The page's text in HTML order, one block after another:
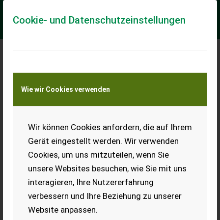
Cookie- und Datenschutzeinstellungen
Wie wir Cookies verwenden
Wir können Cookies anfordern, die auf Ihrem
Gerät eingestellt werden. Wir verwenden
Cookies, um uns mitzuteilen, wenn Sie
unsere Websites besuchen, wie Sie mit uns
interagieren, Ihre Nutzererfahrung
verbessern und Ihre Beziehung zu unserer
Website anpassen.
Meine Transportkostenanfrage
Transport von Land- und Baumaschinen –
KEINE Tiertransporte
Sonstige 2500 m² Lagerbühne 2- Stöckig Stow
2500 m² Lagerbühne 2- Stöckig Stow Gebrauchtware, guter
Zustand, siehe Bilder. Länge ca. 37m Breite ca. 35m Höhe 1
Ebene ca. 2,9 m Höhe 2 Ebene ...
EUR 0